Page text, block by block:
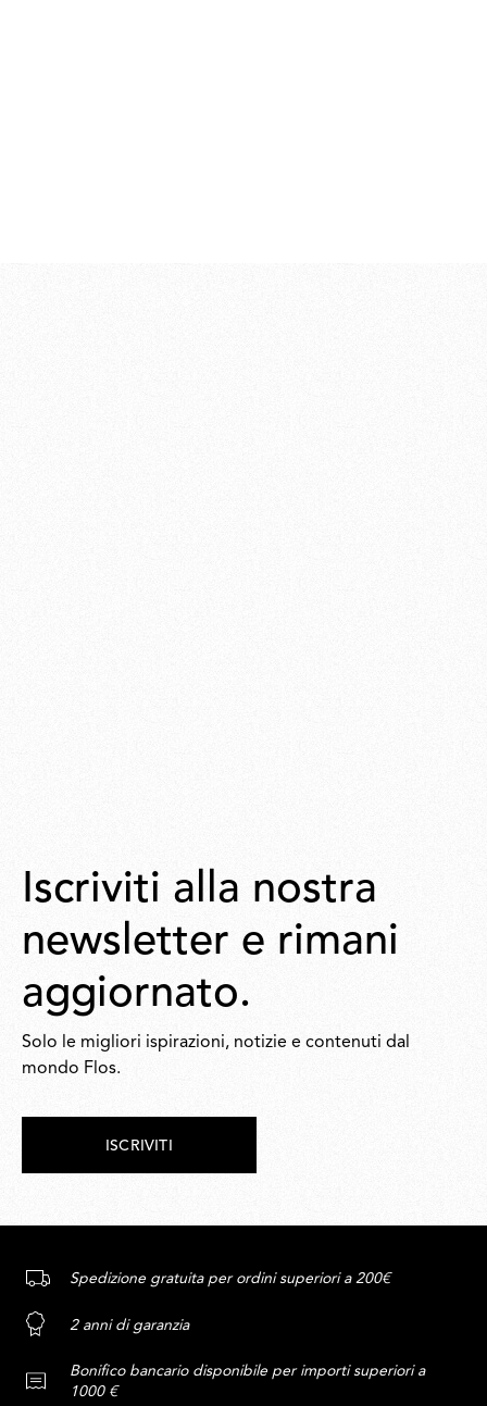
Iscriviti alla nostra
newsletter e rimani
aggiornato.
Solo le migliori ispirazioni, notizie e contenuti dal
mondo Flos.
ISCRIVITI
Spedizione gratuita per ordini superiori a 200€
2 anni di garanzia
Bonifico bancario disponibile per importi superiori a
1000 €